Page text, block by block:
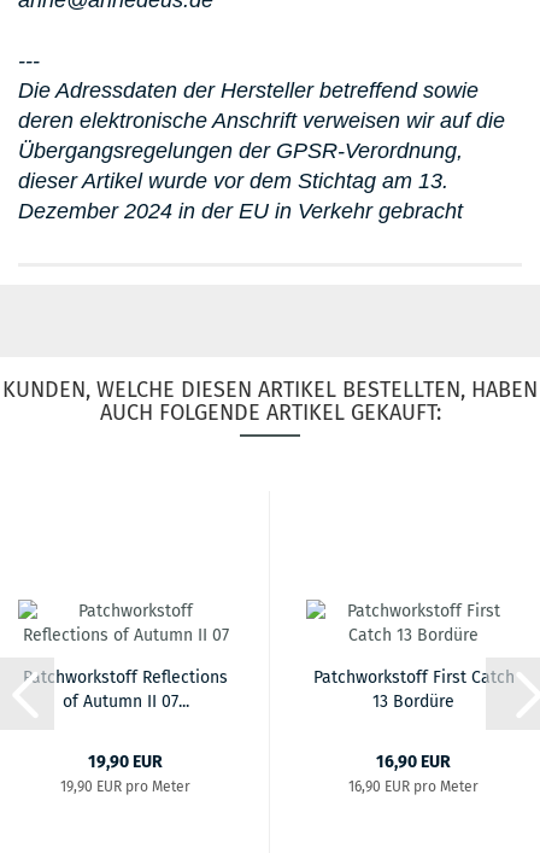
---
Die Adressdaten der Hersteller betreffend sowie
deren elektronische Anschrift verweisen wir auf die
Übergangsregelungen der GPSR-Verordnung,
dieser Artikel wurde vor dem Stichtag am 13.
Dezember 2024 in der EU in Verkehr gebracht
KUNDEN, WELCHE DIESEN ARTIKEL BESTELLTEN, HABEN
AUCH FOLGENDE ARTIKEL GEKAUFT:
Patchworkstoff Reflections
of Autumn II 07...
19,90 EUR
19,90 EUR pro Meter
Patchworkstoff First Catch
13 Bordüre
16,90 EUR
16,90 EUR pro Meter